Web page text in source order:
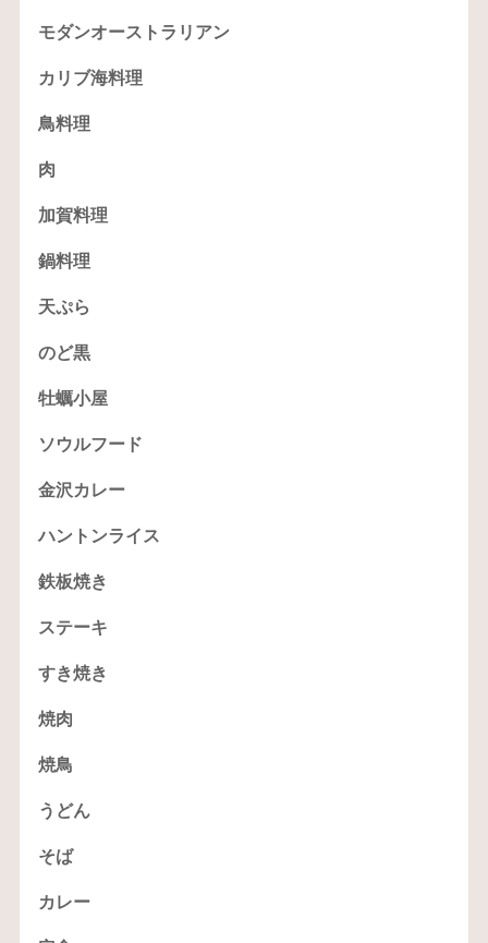
モダンオーストラリアン
カリブ海料理
鳥料理
肉
加賀料理
鍋料理
天ぷら
のど黒
牡蠣小屋
ソウルフード
金沢カレー
ハントンライス
鉄板焼き
ステーキ
すき焼き
焼肉
焼鳥
うどん
そば
カレー